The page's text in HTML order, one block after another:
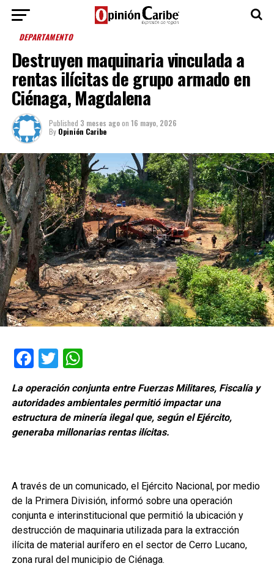
DEPARTAMENTO
Destruyen maquinaria vinculada a
rentas ilícitas de grupo armado en
Ciénaga, Magdalena
Published 3 meses agoon 16 mayo, 2026
By Opinión Caribe
Facebook
TwitterWhatsApp
La operación conjunta entre Fuerzas Militares, Fiscalía y
autoridades ambientales permitió impactar una
estructura de minería ilegal que, según el Ejército,
generaba millonarias rentas ilícitas.
A través de un comunicado, el Ejército Nacional, por medio
de la Primera División, informó sobre una operación
conjunta e interinstitucional que permitió la ubicación y
destrucción de maquinaria utilizada para la extracción
ilícita de material aurífero en el sector de Cerro Lucano,
zona rural del municipio de Ciénaga.